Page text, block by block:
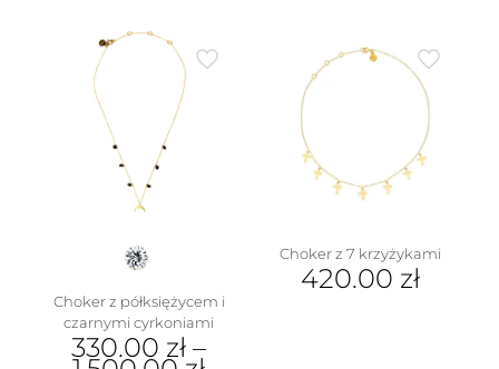
ma
wariantów.
wybrać
na
stronie
Choker z półksiężycem i
czarnymi cyrkoniami
330.00 zł –
Choker z 7 krzyżykami
420.00 zł